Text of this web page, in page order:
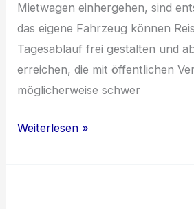
Mietwagen einhergehen, sind
das eigene Fahrzeug können
Tagesablauf frei gestalten und
erreichen, die mit öffentlichen
möglicherweise schwer
Mit
Weiterlesen »